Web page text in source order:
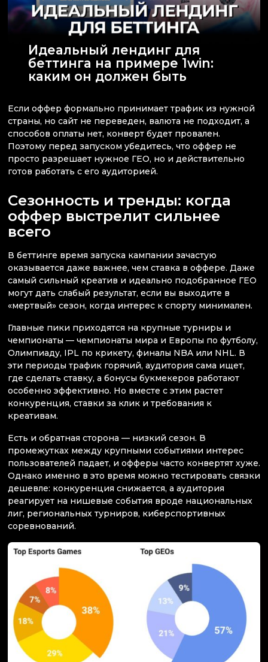
Идеальный лендинг для
беттинга на примере 1win:
каким он должен быть
Если оффер формально принимает трафик из нужной
страны, но сайт не переведен, валюта не подходит, а
способов оплаты нет, конверт будет провален.
Поэтому перед запуском убедитесь, что оффер не
просто разрешает нужное ГЕО, но и действительно
готов работать с его аудиторией.
Сезонность и тренды: когда
оффер выстрелит сильнее
всего
В беттинге время запуска кампании зачастую
оказывается даже важнее, чем ставка в оффере. Даже
самый сильный креатив и идеально подобранное ГЕО
могут дать слабый результат, если вы выходите в
«мертвый» сезон, когда интерес к спорту минимален.
Главные пики приходятся на крупные турниры и
чемпионаты — чемпионаты мира и Европы по футболу,
Олимпиаду, IPL по крикету, финалы NBA или NHL. В
эти периоды трафик горячий, аудитория сама ищет,
где сделать ставку, а бонусы букмекеров работают
особенно эффективно. Но вместе с этим растет
конкуренция, ставки за клик и требования к
креативам.
Есть и обратная сторона — низкий сезон. В
промежутках между крупными событиями интерес
пользователей падает, и офферы часто конвертят хуже.
Однако именно в это время можно тестировать связки
дешевле: конкуренция снижается, а аудитория
реагирует на нишевые события вроде национальных
лиг, региональных турниров, киберспортивных
соревнований.